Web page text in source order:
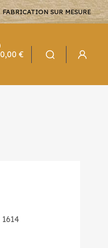
FABRICATION SUR MESURE
0,00 €